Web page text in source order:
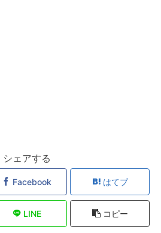
シェアする
Facebook はてブ
LINE コピー